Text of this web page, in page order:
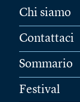
Chi siamo
Contattaci
Sommario
Festival